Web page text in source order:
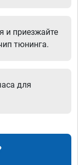
и приезжайте
тюнинга.
для